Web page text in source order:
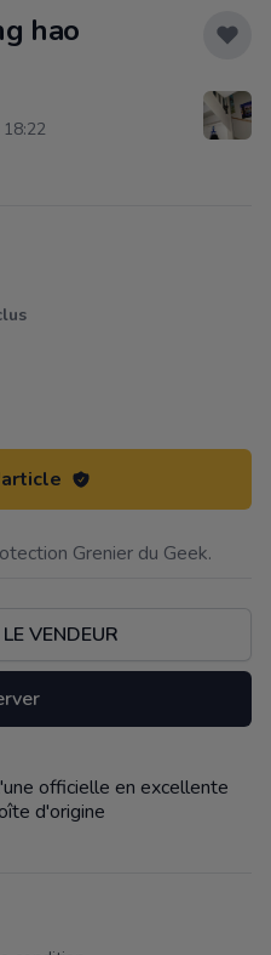
hao
Grenier du Geek.
VENDEUR
officielle en excellente
d'origine